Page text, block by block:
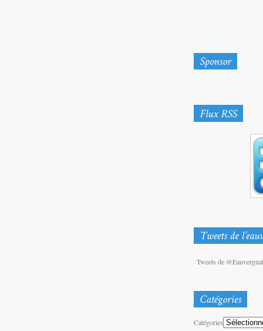
Tweets de @Eauvergnat
Catégories